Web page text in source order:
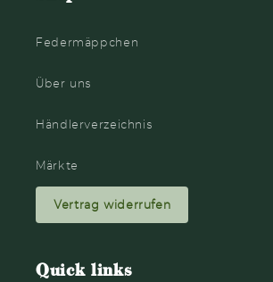
Federmäppchen
Über uns
Händlerverzeichnis
Märkte
Vertrag widerrufen
Quick links